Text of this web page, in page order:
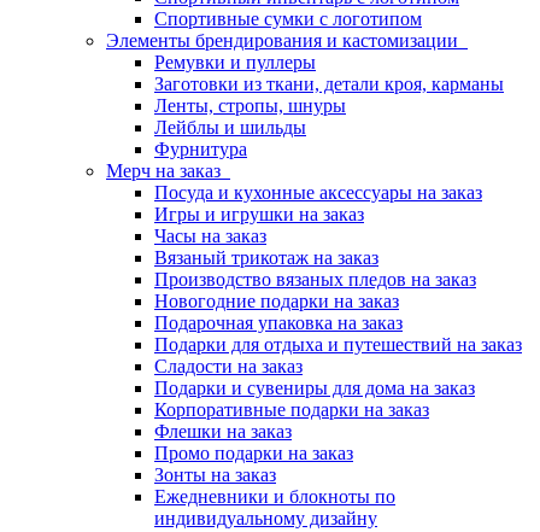
Спортивные сумки с логотипом
Элементы брендирования и кастомизации
Ремувки и пуллеры
Заготовки из ткани, детали кроя, карманы
Ленты, стропы, шнуры
Лейблы и шильды
Фурнитура
Мерч на заказ
Посуда и кухонные аксессуары на заказ
Игры и игрушки на заказ
Часы на заказ
Вязаный трикотаж на заказ
Производство вязаных пледов на заказ
Новогодние подарки на заказ
Подарочная упаковка на заказ
Подарки для отдыха и путешествий на заказ
Сладости на заказ
Подарки и сувениры для дома на заказ
Корпоративные подарки на заказ
Флешки на заказ
Промо подарки на заказ
Зонты на заказ
Ежедневники и блокноты по
индивидуальному дизайну